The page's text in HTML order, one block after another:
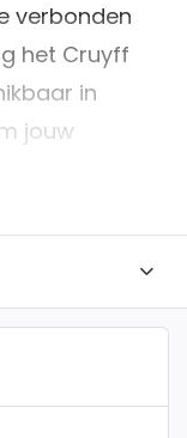
verbonden
het Cruyff
in
jouw
te tillen.